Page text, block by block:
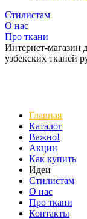
Стилистам
О нас
Про ткани
Интернет-магазин
узбекских тканей
Главная
Каталог
Важно!
Акции
Как купить
Идеи
Стилистам
О нас
Про ткани
Контакты